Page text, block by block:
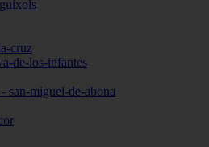
cruz
de-los-infantes
san-miguel-de-abona